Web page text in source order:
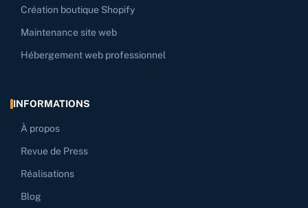
Création boutique Shopify
Maintenance site web
Hébergement web professionnel
INFORMATIONS
À propos
Revue de Press
Réalisations
Blog